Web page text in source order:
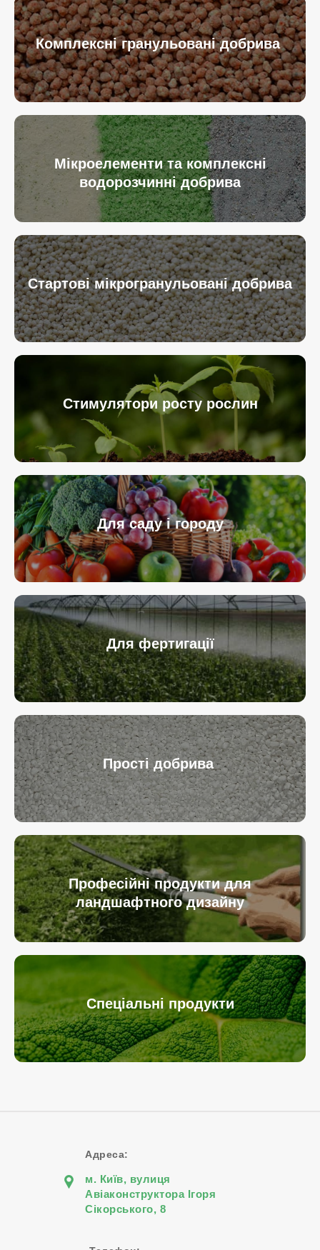
Комплексні гранульовані добрива
Мікроелементи та комплексні
водорозчинні добрива
Стартові мікрогранульовані добрива
Стимулятори росту рослин
Для саду і городу
Для фертигації
Прості добрива
Професійні продукти для
ландшафтного дизайну
Спеціальні продукти
Адреса:
м. Київ, вулиця
Авіаконструктора Iгоря
Сiкорського, 8